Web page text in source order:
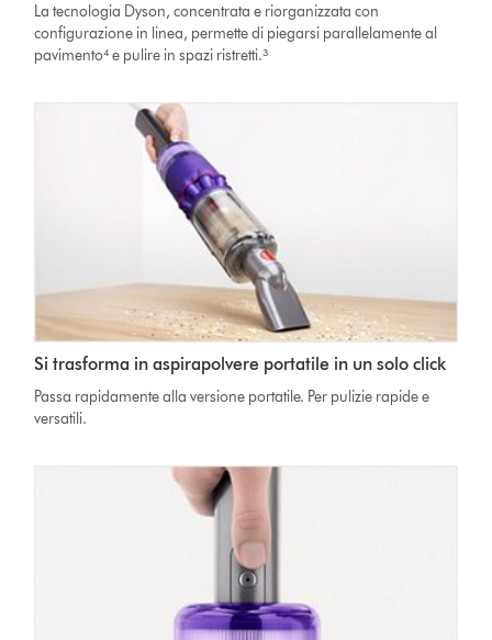
La tecnologia Dyson, concentrata e riorganizzata con
configurazione in linea, permette di piegarsi parallelamente al
pavimento⁴ e pulire in spazi ristretti.³
Si trasforma in aspirapolvere portatile in un solo click
Passa rapidamente alla versione portatile. Per pulizie rapide e
versatili.